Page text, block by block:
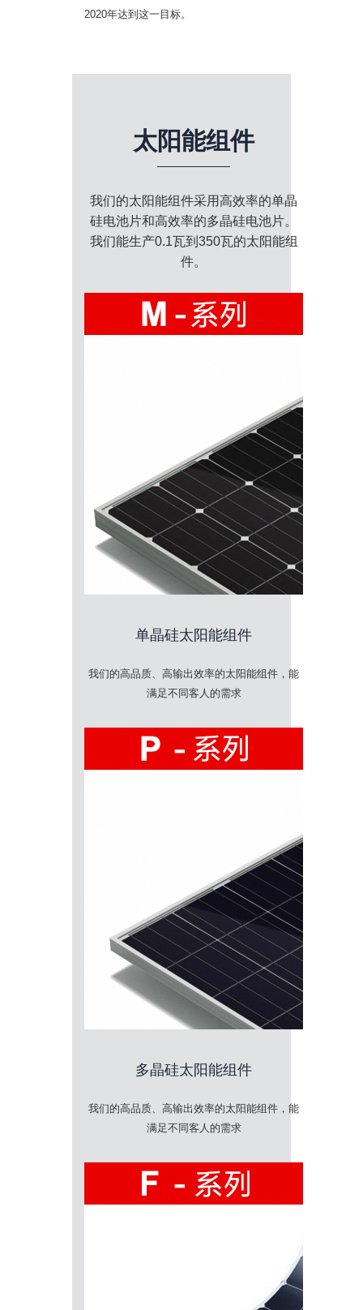
2020年达到这一目标。
太阳能组件
我们的太阳能组件采用高效率的单晶
硅电池片和高效率的多晶硅电池片。
我们能生产0.1瓦到350瓦的太阳能组
件。
单晶硅太阳能组件
我们的高品质、高输出效率的太阳能组件，能
满足不同客人的需求
多晶硅太阳能组件
我们的高品质、高输出效率的太阳能组件，能
满足不同客人的需求